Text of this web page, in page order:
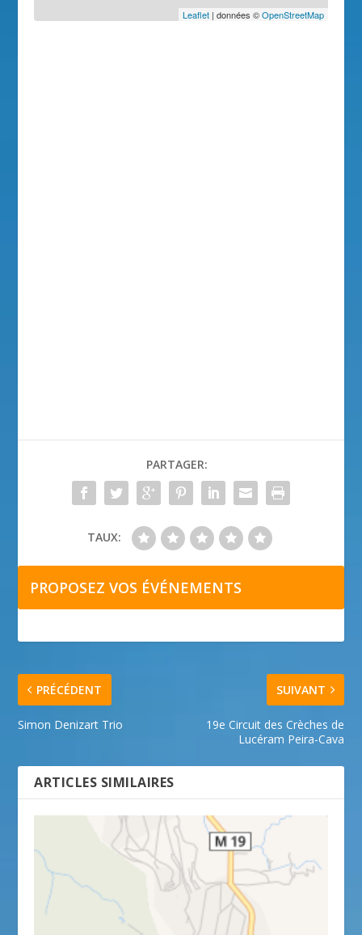
Leaflet| données ©OpenStreetMap
PARTAGER:
TAUX:
PROPOSEZ VOS ÉVÉNEMENTS
PRÉCÉDENT
Simon Denizart Trio
SUIVANT
19e Circuit des Crèches de
Lucéram Peira-Cava
ARTICLES SIMILAIRES